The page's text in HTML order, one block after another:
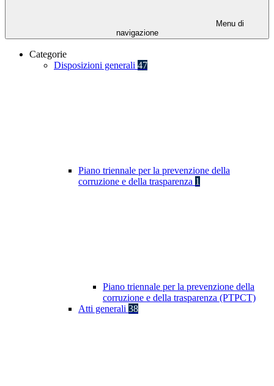
Menu di
navigazione
Categorie
Disposizioni generali 47
Piano triennale per la prevenzione della
corruzione e della trasparenza 1
Piano triennale per la prevenzione della
corruzione e della trasparenza (PTPCT)
Atti generali 38